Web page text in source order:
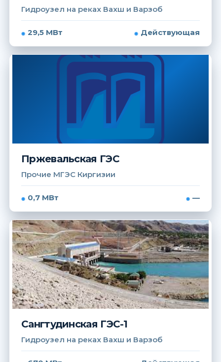
Гидроузел на реках Вахш и Варзоб
29,5 МВт Действующая
Пржевальская ГЭС
Прочие МГЭС Киргизии
0,7 МВт —
Сангтудинская ГЭС-1
Гидроузел на реках Вахш и Варзоб